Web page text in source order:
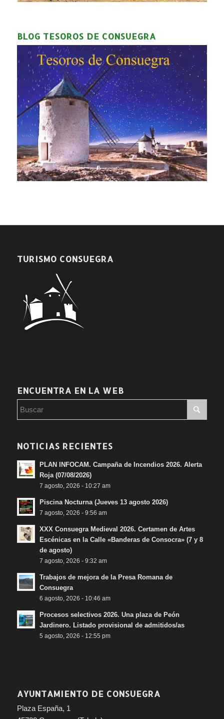
BLOG TESOROS DE CONSUEGRA
TURISMO CONSUEGRA
ENCUENTRA EN LA WEB
NOTICIAS RECIENTES
PLAN INFOCAM. Campaña de Incendios 2026. Alerta
Roja (07/08/2026)
7 agosto, 2026 - 10:27 am
Piscina Nocturna (Jueves 13 agosto 2026)
7 agosto, 2026 - 9:56 am
XXX Consuegra Medieval 2026. Certamen de Artes
Escénicas en la Calle «Banderas de Consocra» (7 y 8
de agosto)
7 agosto, 2026 - 9:32 am
Trabajos de mejora de la Presa Romana de
Consuegra
6 agosto, 2026 - 10:46 am
Procesos selectivos 2026. Una plaza de Peón
Jardinero. Listado provisional de admitidos/as
5 agosto, 2026 - 12:55 pm
AYUNTAMIENTO DE CONSUEGRA
Plaza España, 1